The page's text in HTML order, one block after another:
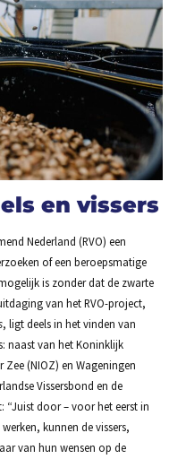
en vissers
Nederland (RVO) een
of een beroepsmatige
is zonder dat de zwarte
van het RVO-project,
, ligt deels in het vinden van
naast van het Koninklijk
(NIOZ) en Wageningen
Vissersbond en de
“Juist door – voor het eerst in
kunnen de vissers,
van hun wensen op de